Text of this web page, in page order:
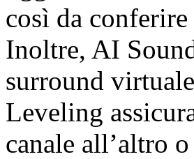
così da
Inoltre, AI
surround
Leveling
canale all’altro